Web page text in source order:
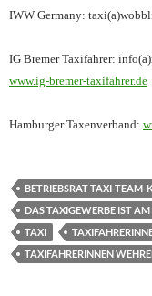
IWW Germany:
IG Bremer Taxifahrer:
www.ig-bremer-taxifahrer.de
Hamburger Taxenverband:
BETRIEBSRAT TAXI-TEAM-
DAS TAXIGEWERBE IST AM
TAXI
TAXIFAHRERINNEN